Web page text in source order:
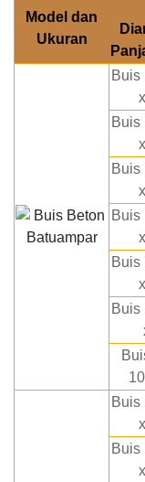
Model dan
Ukuran
Buis
Buis
Buis
Buis
Buis
Buis
Buis
Buis